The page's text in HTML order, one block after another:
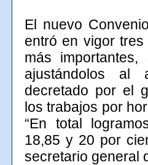
El nuevo
entró en vigor
más
ajustándolos al
decretado por el
los trabajos por
“En total
18,85 y 20 por
secretario general